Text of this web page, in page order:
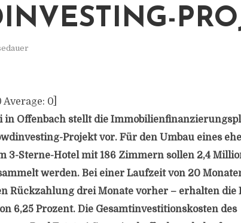
Average: 0
in Offenbach stellt die
Projekt vor. Für den Umbau eines
3-Sterne-Hotel mit 186 Zimmern sollen 2,4
werden. Bei einer Laufzeit von 20
Rückzahlung drei Monate vorher – erhalten die
6,25 Prozent. Die Gesamtinvestitionskosten des